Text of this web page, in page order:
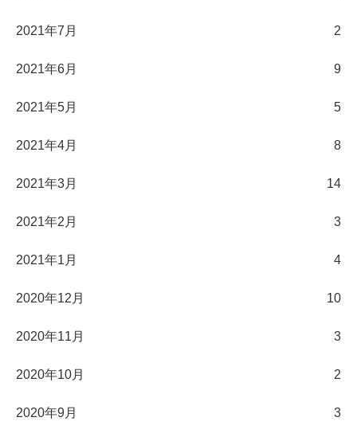
2021年7月 2
2021年6月 9
2021年5月 5
2021年4月 8
2021年3月 14
2021年2月 3
2021年1月 4
2020年12月 10
2020年11月 3
2020年10月 2
2020年9月 3